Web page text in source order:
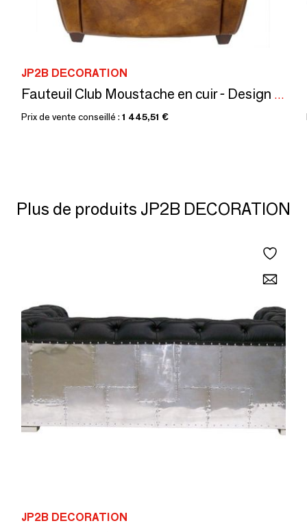
JP2B DECORATION
Fauteuil Club Moustache en cuir - Design classique et intemporel
Prix de vente conseillé : 1 445,51 €
Plus de produits JP2B DECORATION
JP2B DECORATION